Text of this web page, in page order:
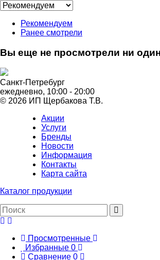
Рекомендуем
Ранее смотрели
Вы еще не просмотрели ни
Санкт-Петребург
ежедневно, 10:00 - 20:00
© 2026 ИП Щербакова Т.В.
Акции
Услуги
Бренды
Новости
Информация
Контакты
Карта сайта
Каталог продукции
Просмотренные
Избранные 0
Сравнение 0